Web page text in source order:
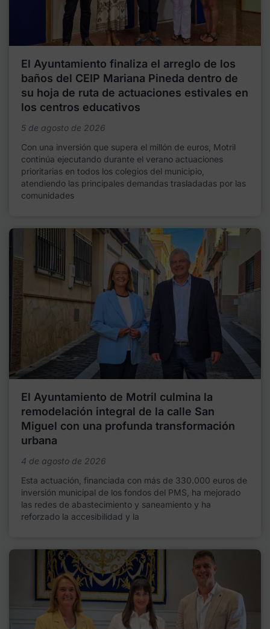
El Ayuntamiento finaliza el arreglo de los
baños del CEIP Mariana Pineda dentro de
su hoja de ruta de actuaciones estivales en
los centros educativos
5 de agosto de 2026
Con una inversión que supera el millón de euros, Motril
continúa ejecutando durante el verano actuaciones
prioritarias en todos los colegios del municipio,
atendiendo las principales demandas trasladadas por las
comunidades
El Ayuntamiento de Motril culmina la
remodelación integral de la calle San
Miguel con una profunda transformación
urbana
4 de agosto de 2026
Esta actuación, financiada con más de 330.000 euros de
inversión municipal de los fondos del PMS, ha mejorado
las redes de abastecimiento y saneamiento y ha
reforzado la accesibilidad y la